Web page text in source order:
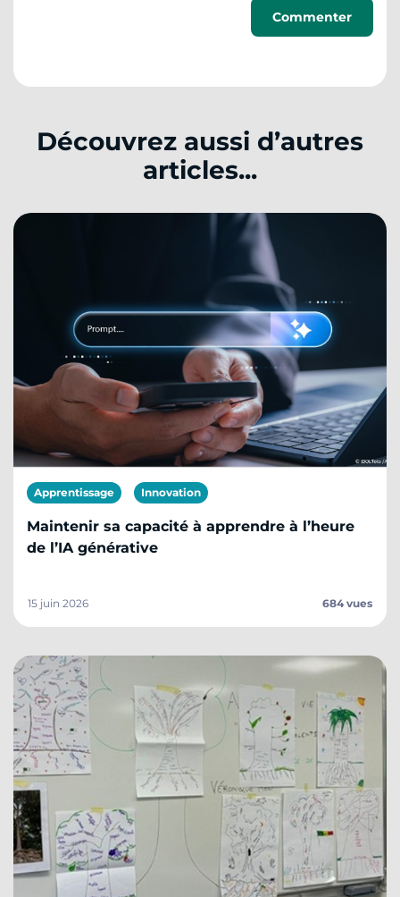
Découvrez aussi d’autres
articles...
Apprentissage Innovation
Maintenir sa capacité à apprendre à l’heure
de l’IA générative
15 juin 2026 684 vues